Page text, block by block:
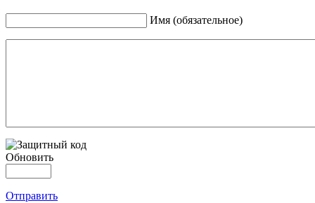
Имя (обязательное)
Обновить
Отправить